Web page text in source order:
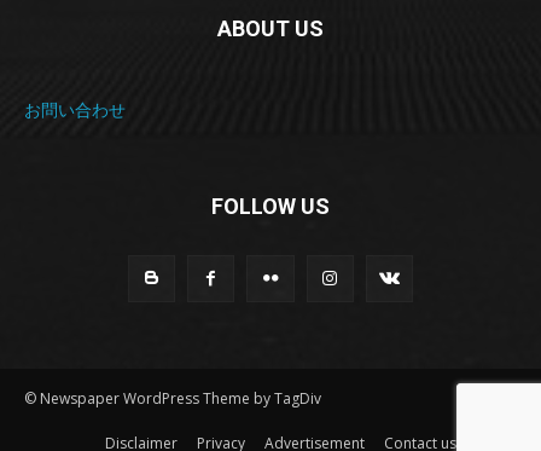
ABOUT US
お問い合わせ
FOLLOW US
© Newspaper WordPress Theme by TagDiv
Disclaimer Privacy Advertisement Contact us